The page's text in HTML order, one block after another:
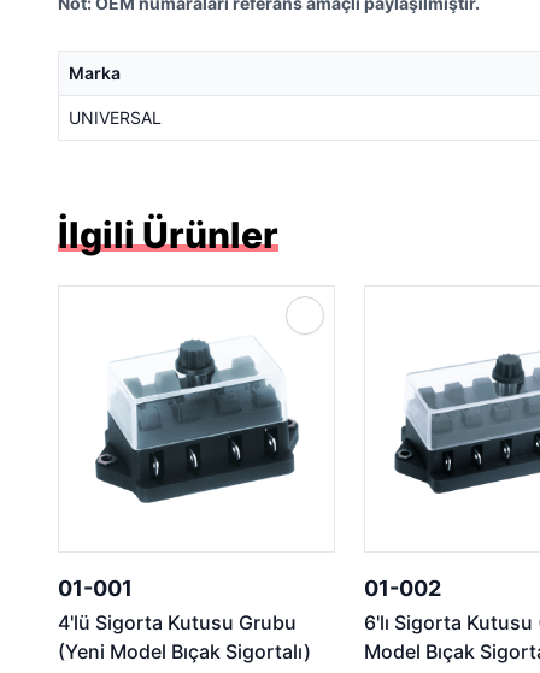
Marka
UNIVERSAL
İlgili Ürünler
01-001
4'lü Sigorta Kutusu Grubu
(Yeni Model Bıçak Sigortalı)
01-002
6'lı Sigorta Kutusu
Model Bıçak